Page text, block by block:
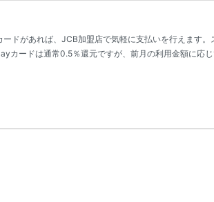
ドがあれば、JCB加盟店で気軽に支払いを行えま
カードは通常0.5％還元ですが、前月の利用金額に応